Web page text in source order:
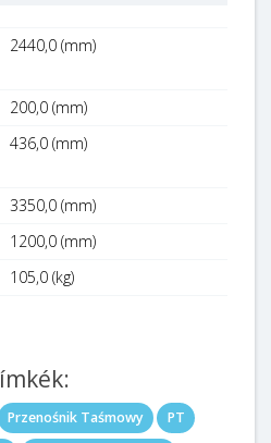
2440,0 (mm)
200,0 (mm)
436,0 (mm)
3350,0 (mm)
1200,0 (mm)
105,0 (kg)
Przenośnik Taśmowy
PT